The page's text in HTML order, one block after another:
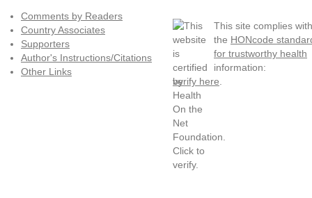
Comments by Readers
Country Associates
Supporters
Author's Instructions/Citations
Other Links
This site complies with
the HONcode
for trustworthy health
information:
verify here